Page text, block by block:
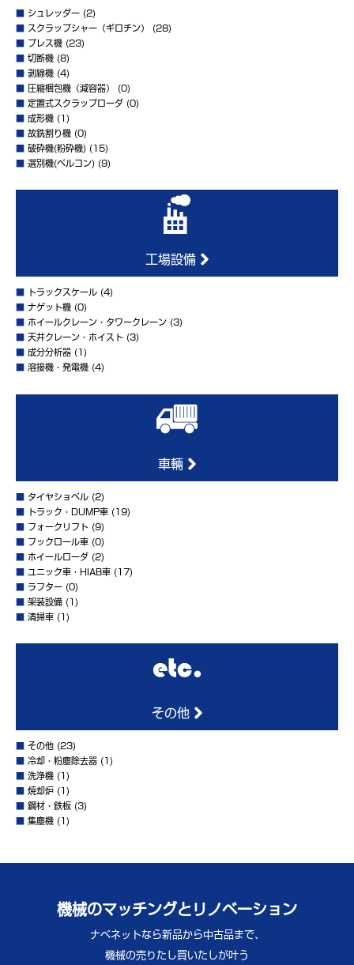
シュレッダー (2)
スクラップシャー（ギロチン）
(28)
プレス機 (23)
切断機 (8)
剥線機 (4)
圧縮梱包機（減容器）
(0)
定置式スクラップローダ (0)
成形機 (1)
故銑割り機 (0)
破砕機(粉砕機) (15)
選別機(ベルコン) (9)
工場設備
トラックスケール (4)
ナゲット機 (0)
ホイールクレーン・タワークレーン (3)
天井クレーン・ホイスト (3)
成分分析器 (1)
溶接機・発電機 (4)
車輛
タイヤショベル (2)
トラック・DUMP車 (19)
フォークリフト (9)
フックロール車 (0)
ホイールローダ (2)
ユニック車・HIAB車 (17)
ラフター (0)
架装設備 (1)
清掃車 (1)
その他
その他 (23)
冷却・粉塵除去器 (1)
洗浄機 (1)
焼却炉 (1)
鋼材・鉄板 (3)
集塵機 (1)
機械のマッチングとリノベーション
ナベネットなら新品から中古品まで、
機械の売りたし買いたしが叶う